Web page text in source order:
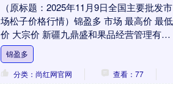
（原标题：2025年11月9日全国主要批发市
场松子价格行情）锦盈多 市场 最高价 最低
价 大宗价 新疆九鼎盛和果品经营管理有限
公司 110.00 90.00 1....
锦盈多
分类：尚红网官网
查看：77